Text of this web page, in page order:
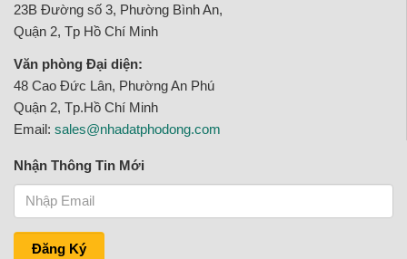
23B Đường số 3, Phường Bình An,
Quận 2, Tp Hồ Chí Minh
Văn phòng Đại diện:
48 Cao Đức Lân, Phường An Phú
Quận 2, Tp.Hồ Chí Minh
Email: sales@nhadatphodong.com
Nhận Thông Tin Mới
Đăng Ký